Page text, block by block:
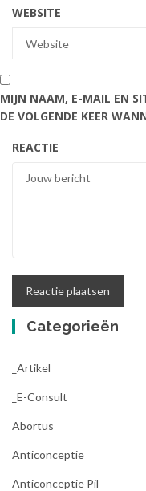
WEBSITE
MIJN NAAM, E-MAIL EN
DE VOLGENDE KEER
REACTIE
Categorieën
_Artikel
_E-Consult
Abortus
Anticonceptie
Anticonceptie Pil